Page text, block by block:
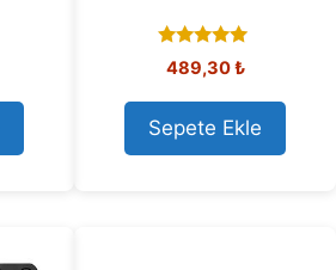
5.00
out of 5
489,30₺
Sepete Ekle